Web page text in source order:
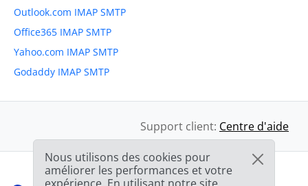
Outlook.com IMAP SMTP
Office365 IMAP SMTP
Yahoo.com IMAP SMTP
Godaddy IMAP SMTP
Support client: Centre d'aide
Nous utilisons des cookies pour
améliorer les performances et votre